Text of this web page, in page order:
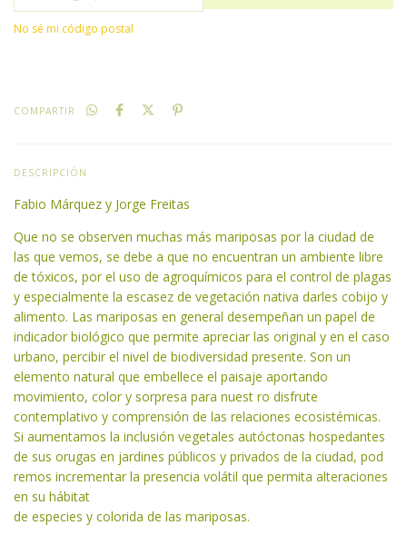
No sé mi código postal
COMPARTIR
DESCRIPCIÓN
Fabio Márquez y Jorge Freitas
Que no se observen muchas más mariposas por la ciudad de
las que vemos, se debe a que no encuentran un ambiente libre
de tóxicos, por el uso de agroquímicos para el control de plagas
y especialmente la escasez de vegetación nativa darles cobijo y
alimento. Las mariposas en general desempeñan un papel de
indicador biológico que permite apreciar las original y en el caso
urbano, percibir el nivel de biodiversidad presente. Son un
elemento natural que embellece el paisaje aportando
movimiento, color y sorpresa para nuest ro disfrute
contemplativo y comprensión de las relaciones ecosistémicas.
Si aumentamos la inclusión vegetales autóctonas hospedantes
de sus orugas en jardines públicos y privados de la ciudad, pod
remos incrementar la presencia volátil que permita alteraciones
en su hábitat
de especies y colorida de las mariposas.